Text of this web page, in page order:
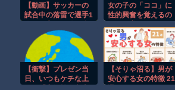
【動画】サッカーの
試合中の落雷で選手1
傷した事故。
女の子の「ココ」に
性的興奮を覚えるの
【衝撃】プレゼン当
日、いつもケチな上
【そりゃ沼る】男が
安心する女の特徴 21